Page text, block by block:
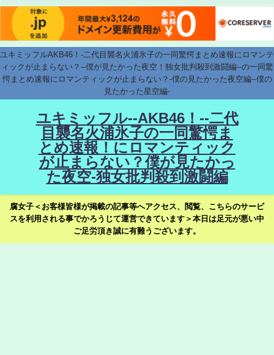
ユキミッフルAKB46！-二代目襲名火浦氷子の一同驚愕まとめ速報にロマンテ
ィックが止まらない？--僕が見たかった夜空！独女批判殺到激闘編--の一同驚
愕まとめ速報にロマンティックが止まらない？-僕の見たかった夜空編--僕の
見たかった星空編-
ユキミッフル--AKB46！--二代
目襲名火浦氷子の一同驚愕ま
とめ速報！にロマンティック
が止まらない？僕が見たかっ
た夜空-独女批判殺到激闘編
腐女子＜お客様皆様が掲載の記事等へアクセス、閲覧、こちらのサービ
スを利用される事でかろうじて運営できています＞本日は足元が悪い中
ご足労頂き誠に有難うございます。